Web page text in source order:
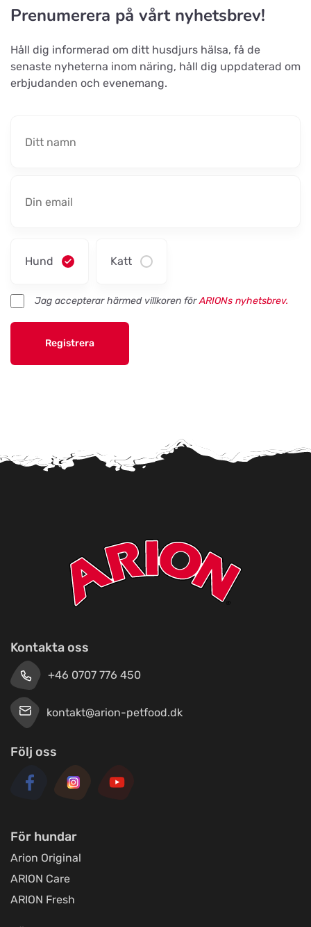
Prenumerera på vårt nyhetsbrev!
Håll dig informerad om ditt husdjurs hälsa, få de
senaste nyheterna inom näring, håll dig uppdaterad om
erbjudanden och evenemang.
Hund Katt
Jag accepterar härmed villkoren förARIONs nyhetsbrev.
Registrera
Kontakta oss
+46 0707 776 450
kontakt@arion-petfood.dk
Följ oss
För hundar
Arion Original
ARION Care
ARION Fresh